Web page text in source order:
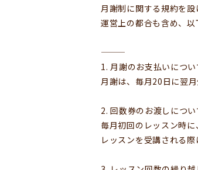
月謝制に関する規約を設
運営上の都合も含め、以
1. 月謝のお支払いについ
月謝は、毎月20日に翌
2. 回数券のお渡しについ
毎月初回のレッスン時に
レッスンを受講される